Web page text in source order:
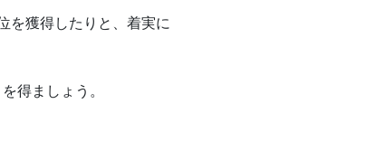
を獲得したりと、着実に
得ましょう。